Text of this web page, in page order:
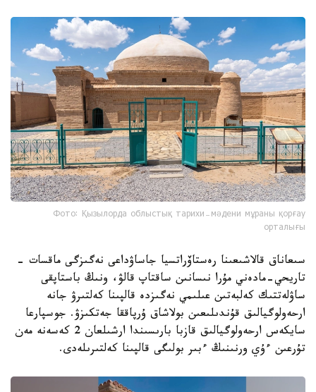
Фото: Қызылорда облыстық тарихи-мәдени мұраны қорғау
орталығы
سىعاناق قالاشىعىنا رەستاۆراتسيا جاساۋداعى نەگىزگى ماقسات -
تاريحي-مادەني مۇرا نىسانىن ساقتاپ قالۋ، ونىڭ باستاپقى
ساۋلەتتىك كەلبەتىن عىلىمي نەگىزدە قالپىنا كەلتىرۋ جانە
ارحەولوگيالىق قۇندىلىعىن بولاشاق ۇرپاققا جەتكىزۋ. جوسپارعا
سايكەس ارحەولوگيالىق قازبا بارىسىندا ارشىلعان 2 كەسەنە مەن
تۇرعىن ءۇي ورنىنىڭ ءبىر بولىگى قالپىنا كەلتىرىلەدى.